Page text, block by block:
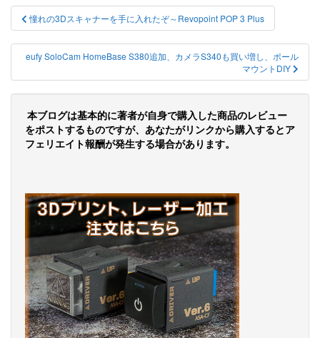
投
稿
ナ
ビ
ゲ
ー
シ
ン
憧れの3Dスキャナーを手に入れたぞ～Revopoint POP 3 Plus
eufy SoloCam HomeBase S380追加、カメラS340も買い増し、ポール
マウントDIY
本ブログは基本的に著者が自身で購入した商品のレビュー
をポストするものですが、あなたがリンクから購入するとア
フェリエイト報酬が発生する場合があります。